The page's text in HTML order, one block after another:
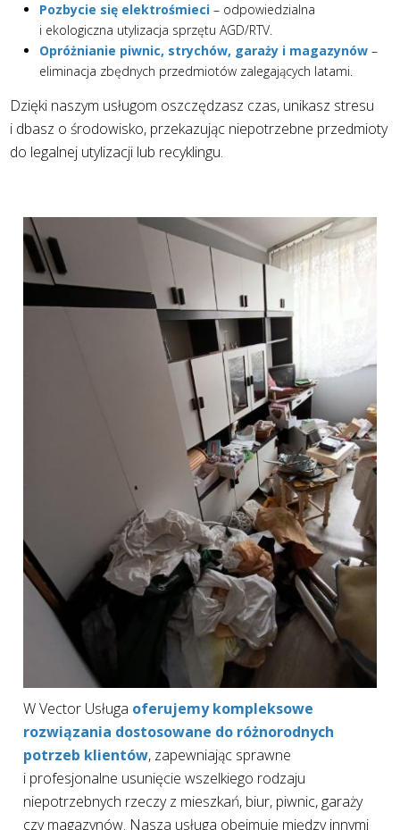
Pozbycie się elektrośmieci – odpowiedzialna
i ekologiczna utylizacja sprzętu AGD/RTV.
Opróżnianie piwnic, strychów, garaży i magazynów –
eliminacja zbędnych przedmiotów zalegających latami.
Dzięki naszym usługom oszczędzasz czas, unikasz stresu
i dbasz o środowisko, przekazując niepotrzebne przedmioty
do legalnej utylizacji lub recyklingu.
W Vector Usługa oferujemy kompleksowe
rozwiązania dostosowane do różnorodnych
potrzeb klientów, zapewniając sprawne
i profesjonalne usunięcie wszelkiego rodzaju
niepotrzebnych rzeczy z mieszkań, biur, piwnic, garaży
czy magazynów. Nasza usługa obejmuje między innymi